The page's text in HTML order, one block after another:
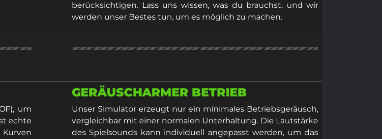
berücksichtigen. Lass uns wissen, was du brauchst, und wir
werden unser Bestes tun, um es möglich zu machen.
um
echte
GERÄUSCHARMER BETRIEB
Unser Simulator erzeugt nur ein minimales Betriebsgeräusch,
vergleichbar mit einer normalen Unterhaltung. Die Lautstärke
des Spielsounds kann individuell angepasst werden, um das